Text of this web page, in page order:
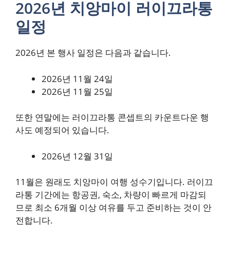
2026년 치앙마이 러이끄라통
일정
2026년 본 행사 일정은 다음과 같습니다.
2026년 11월 24일
2026년 11월 25일
또한 연말에는 러이끄라통 콘셉트의 카운트다운 행
사도 예정되어 있습니다.
2026년 12월 31일
11월은 원래도 치앙마이 여행 성수기입니다. 러이끄
라통 기간에는 항공권, 숙소, 차량이 빠르게 마감되
므로 최소 6개월 이상 여유를 두고 준비하는 것이 안
전합니다.